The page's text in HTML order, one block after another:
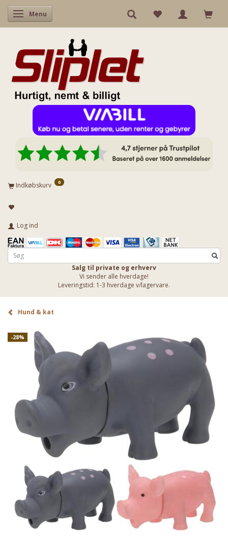
Skifte navigation
Menu
Indkøbskurv 0
Log ind
Salg til private og erhverv
Vi sender alle hverdage!
Leveringstid: 1-3 hverdage v/lagervare.
Hund & kat
-28%